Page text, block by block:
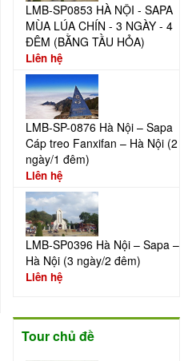
LMB-SP0853 HÀ NỘI - SAPA
MÙA LÚA CHÍN - 3 NGÀY - 4
ĐÊM (BẰNG TẦU HỎA)
Liên hệ
LMB-SP-0876 Hà Nội – Sapa
Cáp treo Fanxifan – Hà Nội (2
ngày/1 đêm)
Liên hệ
LMB-SP0396 Hà Nội – Sapa –
Hà Nội (3 ngày/2 đêm)
Liên hệ
Tour chủ đề